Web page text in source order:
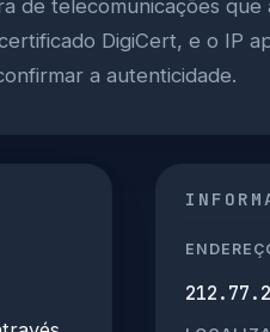
de telecomunicações que
DigiCert, e o IP
a autenticidade.